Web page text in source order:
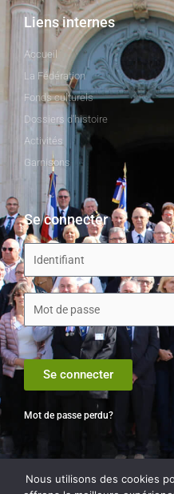
Liens internes
Accueil
La Fédération
Fonds culturels
Dossiers d'histoire
Activités
Garnisons
Se connecter
Se connecter
Mot de passe perdu?
Nous utilisons des cookies